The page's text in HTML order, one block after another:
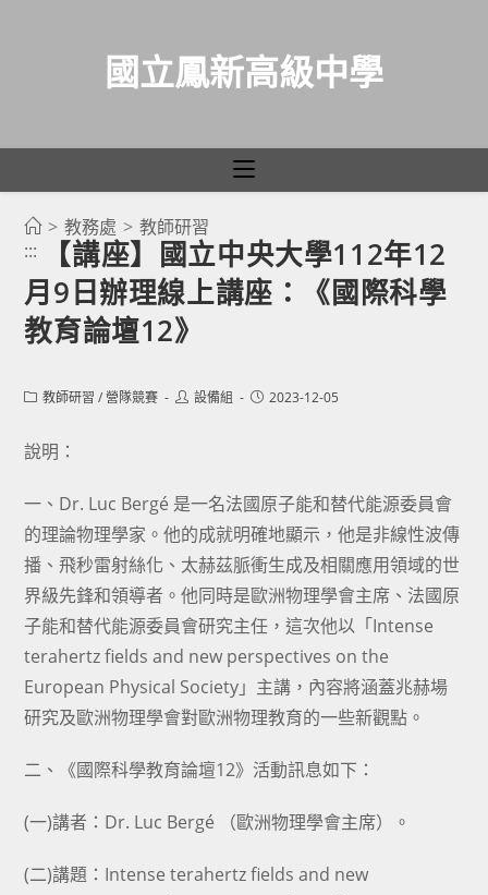
國立鳳新高級中學
> 教務處 > 教師研習
:::
【講座】國立中央大學112年12
月9日辦理線上講座：《國際科學
教育論壇12》
Post教師研習 / 營隊競賽
Post設備組
Post2023-12-05
說明：
一、Dr. Luc Bergé 是一名法國原子能和替代能源委員會
的理論物理學家。他的成就明確地顯示，他是非線性波傳
播、飛秒雷射絲化、太赫茲脈衝生成及相關應用領域的世
界級先鋒和領導者。他同時是歐洲物理學會主席、法國原
子能和替代能源委員會研究主任，這次他以「Intense
terahertz fields and new perspectives on the
European Physical Society」主講，內容將涵蓋兆赫場
研究及歐洲物理學會對歐洲物理教育的一些新觀點。
二、《國際科學教育論壇12》活動訊息如下：
(一)講者：Dr. Luc Bergé （歐洲物理學會主席）。
(二)講題：Intense terahertz fields and new